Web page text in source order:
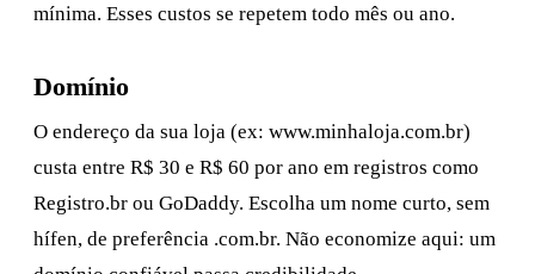
mínima. Esses custos se repetem todo mês ou ano.
Domínio
O endereço da sua loja (ex: www.minhaloja.com.br)
custa entre R$ 30 e R$ 60 por ano em registros como
Registro.br ou GoDaddy. Escolha um nome curto, sem
hífen, de preferência .com.br. Não economize aqui: um